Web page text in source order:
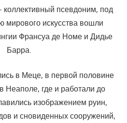
псевдоним, под
мирового искусства вошли
Франсуа де Номе и Дидье
Барра.
в Меце, в первой половине
Неаполе, где и работали до
изображением руин,
и сновиденных сооружений,